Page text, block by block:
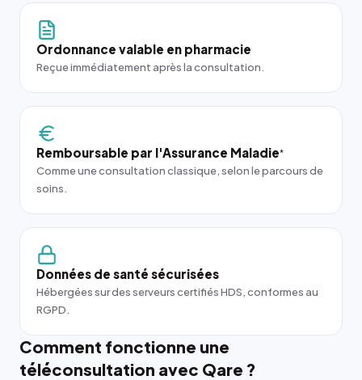
Ordonnance valable en pharmacie
Reçue immédiatement après la consultation.
Remboursable par l'Assurance Maladie*
Comme une consultation classique, selon le parcours de
soins.
Données de santé sécurisées
Hébergées sur des serveurs certifiés HDS, conformes au
RGPD.
Comment fonctionne une
téléconsultation avec Qare ?